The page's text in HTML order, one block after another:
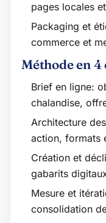
pages locales
Packaging et
commerce et
Méthode en 4
Brief en ligne:
chalandise,
Architecture
action, formats
Création et
gabarits
Mesure et
consolidation